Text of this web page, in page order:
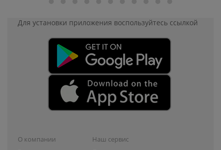
Для установки приложения воспользуйтесь ссылкой
О компании
Наш сервис